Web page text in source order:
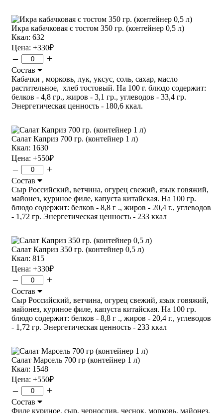
Икра кабачковая с тостом 350 гр. (контейнер 0,5 л)
Ккал: 632
Цена: +330₽
– +
Состав
Кабачки , морковь, лук, уксус, соль, сахар, масло
растительное, хлеб тостовый. На 100 г. блюдо содержит:
белков - 4,8 гр., жиров - 3,1 гр., углеводов - 33,4 гр.
Энергетическая ценность - 180,6 ккал.
Салат Каприз 700 гр. (контейнер 1 л)
Ккал: 1630
Цена: +550₽
– +
Состав
Сыр Российский, ветчина, огурец свежий, язык говяжий,
майонез, куриное филе, капуста китайская. На 100 гр.
блюдо содержит: белков - 8,8 г ., жиров - 20,4 г., углеводов
- 1,72 гр. Энергетическая ценность - 233 ккал
Салат Каприз 350 гр. (контейнер 0,5 л)
Ккал: 815
Цена: +330₽
– +
Состав
Сыр Российский, ветчина, огурец свежий, язык говяжий,
майонез, куриное филе, капуста китайская. На 100 гр.
блюдо содержит: белков - 8,8 г ., жиров - 20,4 г., углеводов
- 1,72 гр. Энергетическая ценность - 233 ккал
Салат Марсель 700 гр (контейнер 1 л)
Ккал: 1548
Цена: +550₽
– +
Состав
Филе куриное, сыр, чернослив, чеснок, морковь, майонез,